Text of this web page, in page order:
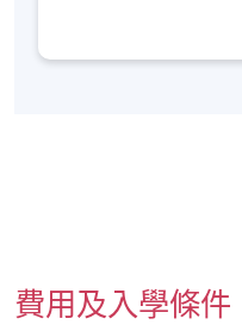
詳情
開始透過軒轅教育基
費用及入學條件